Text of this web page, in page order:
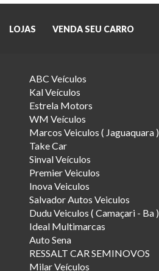
LOJAS VENDA SEU CARRO
ABC Veículos
Kal Veículos
Estrela Motors
WM Veículos
Marcos Veiculos ( Jaguaquara )
Take Car
Sinval Veículos
Premier Veiculos
Inova Veiculos
Salvador Autos Veiculos
Dudu Veiculos ( Camaçari - Ba )
Ideal Multimarcas
Auto Sena
RESSALT CAR SEMINOVOS
Milar Veículos